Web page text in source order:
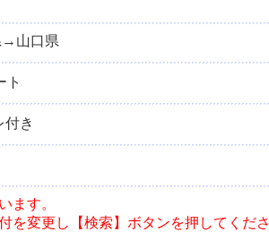
山口県
ト
付き
ます。
を変更し【検索】ボタンを押してくださ